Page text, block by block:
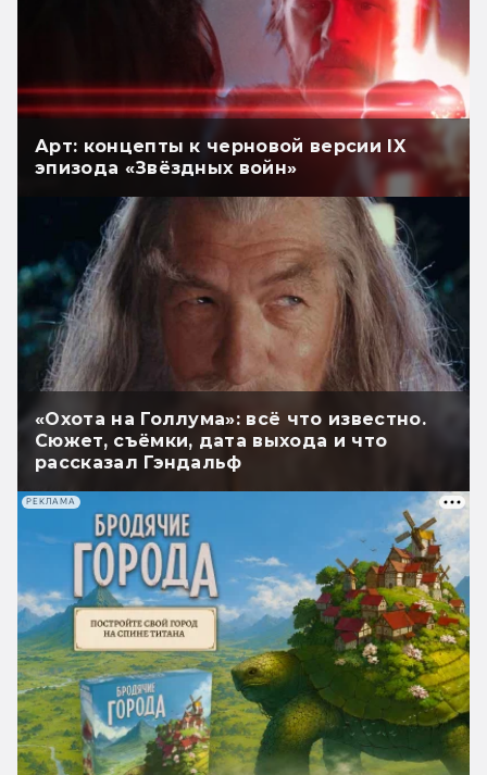
Арт: концепты к черновой версии IX
эпизода «Звёздных войн»
«Охота на Голлума»: всё что известно.
Сюжет, съёмки, дата выхода и что
рассказал Гэндальф
РЕКЛАМА